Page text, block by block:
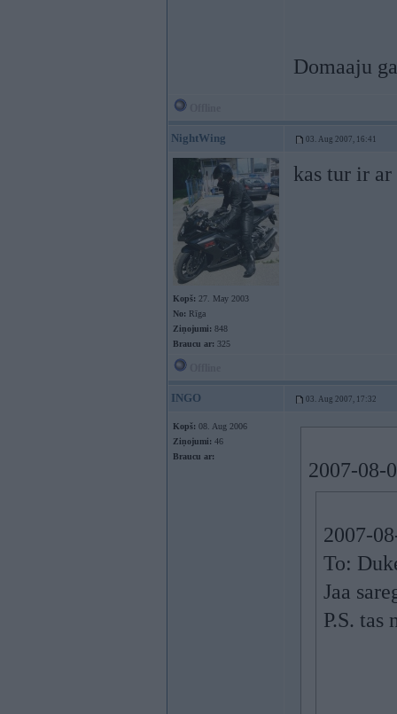
Domaaju
NightWing 03. Aug 2007, 16:41
Kopš: 27. May 2003
No: Rīga
Ziņojumi: 848
Braucu ar: 325
kas tur ir ar
INGO 03. Aug 2007, 17:32
Kopš: 08. Aug 2006
Ziņojumi: 46
Braucu ar:
2007-08-
2007-
To:
Jaa
P.S. tas